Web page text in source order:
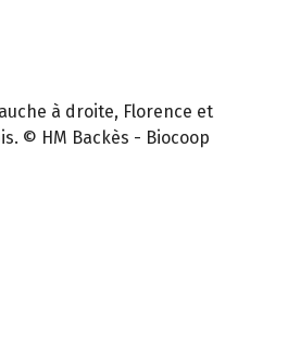
à droite, Florence et
© HM Backès - Biocoop